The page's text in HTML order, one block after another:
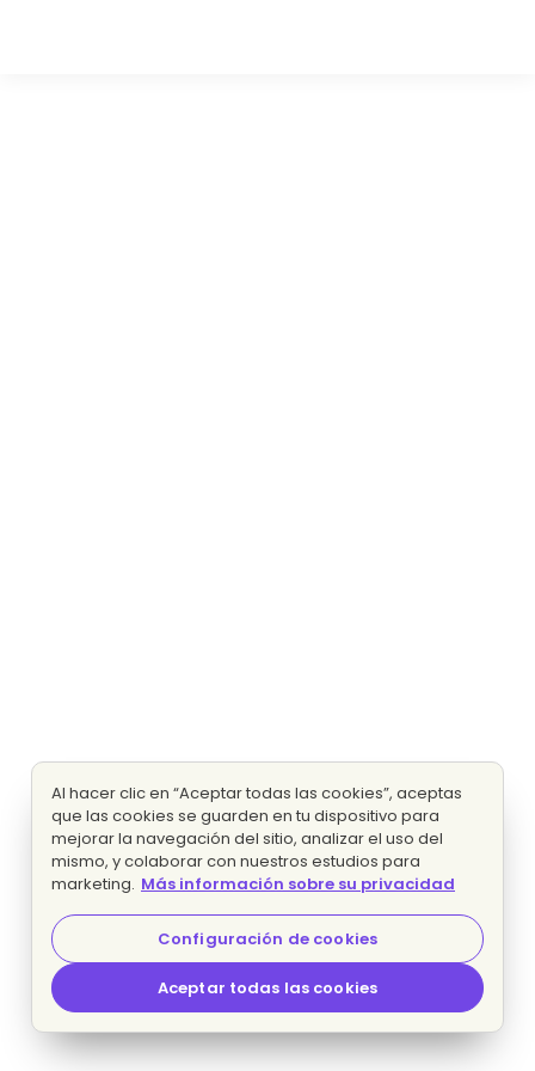
Al hacer clic en “Aceptar todas las cookies”, aceptas
que las cookies se guarden en tu dispositivo para
mejorar la navegación del sitio, analizar el uso del
mismo, y colaborar con nuestros estudios para
marketing. Más información sobre su privacidad
Configuración de cookies
Aceptar todas las cookies